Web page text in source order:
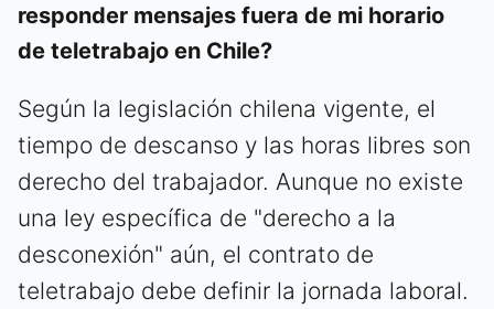
responder mensajes fuera de mi horario
de teletrabajo en Chile?
Según la legislación chilena vigente, el
tiempo de descanso y las horas libres son
derecho del trabajador. Aunque no existe
una ley específica de "derecho a la
desconexión" aún, el contrato de
teletrabajo debe definir la jornada laboral.